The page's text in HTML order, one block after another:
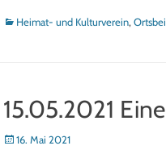
Kategorien
Heimat- und Kulturverein,
15.05.2021
Posted
16. Mai 2021